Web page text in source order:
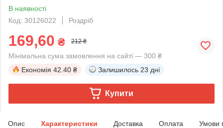
В наявності
Код: 30126022
Роздріб
169,60 ₴ 212 ₴
Мінімальна сума замовлення на сайті — 300 ₴
Економія 42.40 ₴ Залишилось 23 дні
Купити
Опис Характеристики Доставка Оплата Умови